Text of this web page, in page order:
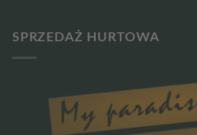
SPRZEDAŻ HURTOWA